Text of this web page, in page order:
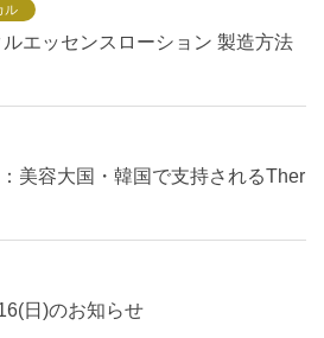
ル
エッセンスローション 製造方法
美容大国・韓国で支持されるTher
日)のお知らせ